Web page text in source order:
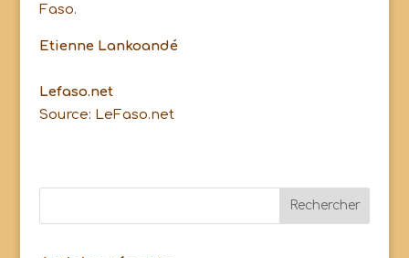
Faso.
Etienne Lankoandé
Lefaso.net
Source: LeFaso.net